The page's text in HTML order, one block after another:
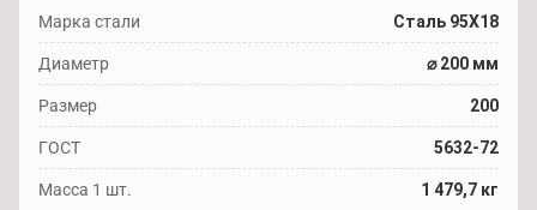
Марка стали Сталь 95Х18
Диаметр ⌀ 200 мм
Размер 200
ГОСТ 5632-72
Масса 1 шт. 1 479,7 кг